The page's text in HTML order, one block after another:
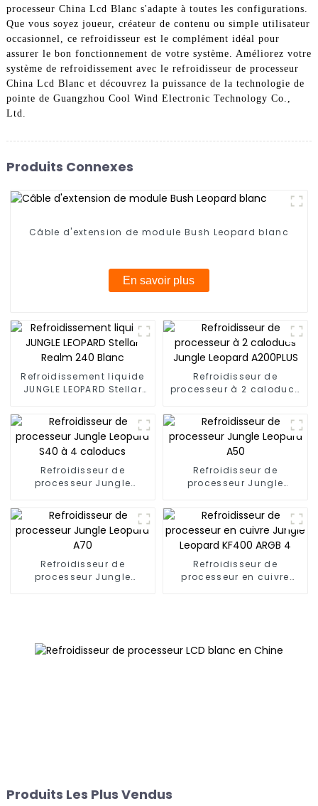
processeur China Lcd Blanc s'adapte à toutes les configurations.
Que vous soyez joueur, créateur de contenu ou simple utilisateur
occasionnel, ce refroidisseur est le complément idéal pour
assurer le bon fonctionnement de votre système. Améliorez votre
système de refroidissement avec le refroidisseur de processeur
China Lcd Blanc et découvrez la puissance de la technologie de
pointe de Guangzhou Cool Wind Electronic Technology Co.,
Ltd.
Produits Connexes
Câble d'extension de module Bush Leopard blanc
En savoir plus
Refroidissement liquide
JUNGLE LEOPARD Stellar
Refroidisseur de
processeur à 2 caloducs
Refroidisseur de
processeur Jungle
caloducs
Refroidisseur de
processeur Jungle
Refroidisseur de
processeur Jungle
Refroidisseur de
processeur en cuivre
Produits Les Plus Vendus